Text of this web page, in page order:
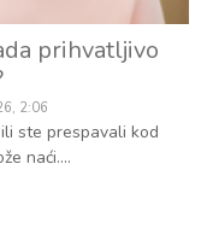
prihvatljivo
2:06
ste prespavali kod
naći....